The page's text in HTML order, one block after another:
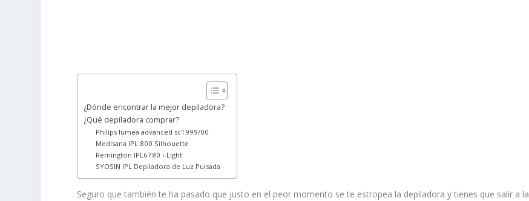
¿Dónde encontrar la mejor depiladora?
¿Qué depiladora comprar?
Philips lumea advanced sc1999/00
Medisana IPL 800 Silhouette
Remington IPL6780 i-Light
SYOSIN IPL Depiladora de Luz Pulsada
Seguro que también te ha pasado que justo en el peor momento se te estropea la depiladora y tienes que salir a la